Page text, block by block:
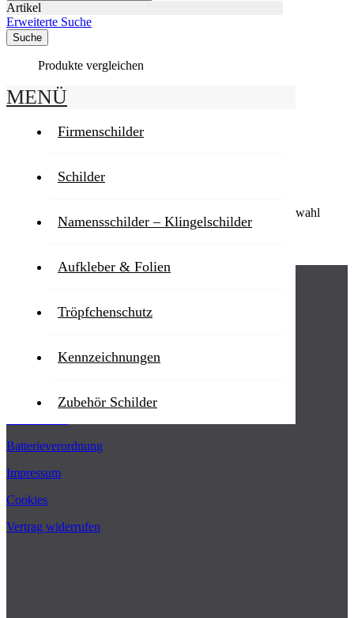
Artikel
Erweiterte Suche
Suche
Produkte vergleichen
MENÜ
Firmenschilder
Schilder
Namensschilder – Klingelschilder
Aufkleber & Folien
Tröpfchenschutz
Kennzeichnungen
Zubehör Schilder
Startseite
Schilder
Leider können wir keine passenden Produkte zu ihrer Auswahl
finden.
SCHILDER
Batterieverordnung
Impressum
Cookies
Vertrag widerrufen